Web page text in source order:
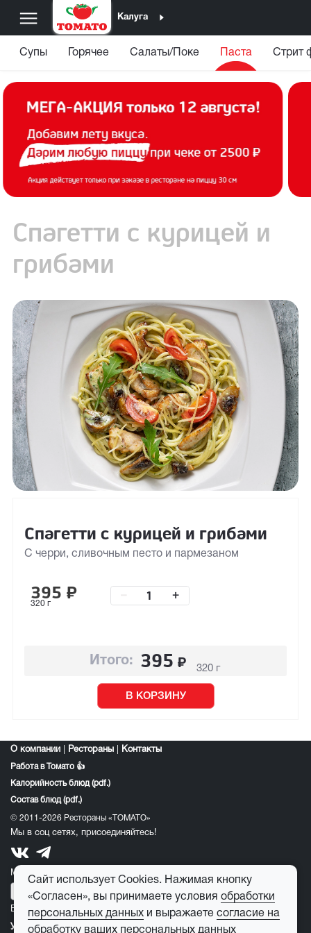
Калуга
Супы Горячее Салаты/Поке Паста Стрит
Спагетти с курицей и
грибами
Спагетти с курицей и грибами
С черри, сливочным песто и пармезаном
395 ₽
320 г
+
Итого: 395 ₽ 320 г
В КОРЗИНУ
О компании Рестораны Контакты
Работа в Томато 👍
Калорийность блюд (pdf.)
Состав блюд (pdf.)
© 2011-2026 Рестораны «ТОМАТО»
Мы в соц сетях, присоединяйтесь!
Мобильное приложение томато:
E-mail для обратной связи: feedback@tomato-pizza.ru
Условия обработки персональных данных
Сайт использует Cookies. Нажимая кнопку
«Согласен», вы принимаете условия обработки
персональных данных и выражаете согласие на
обработку ваших персональных данных